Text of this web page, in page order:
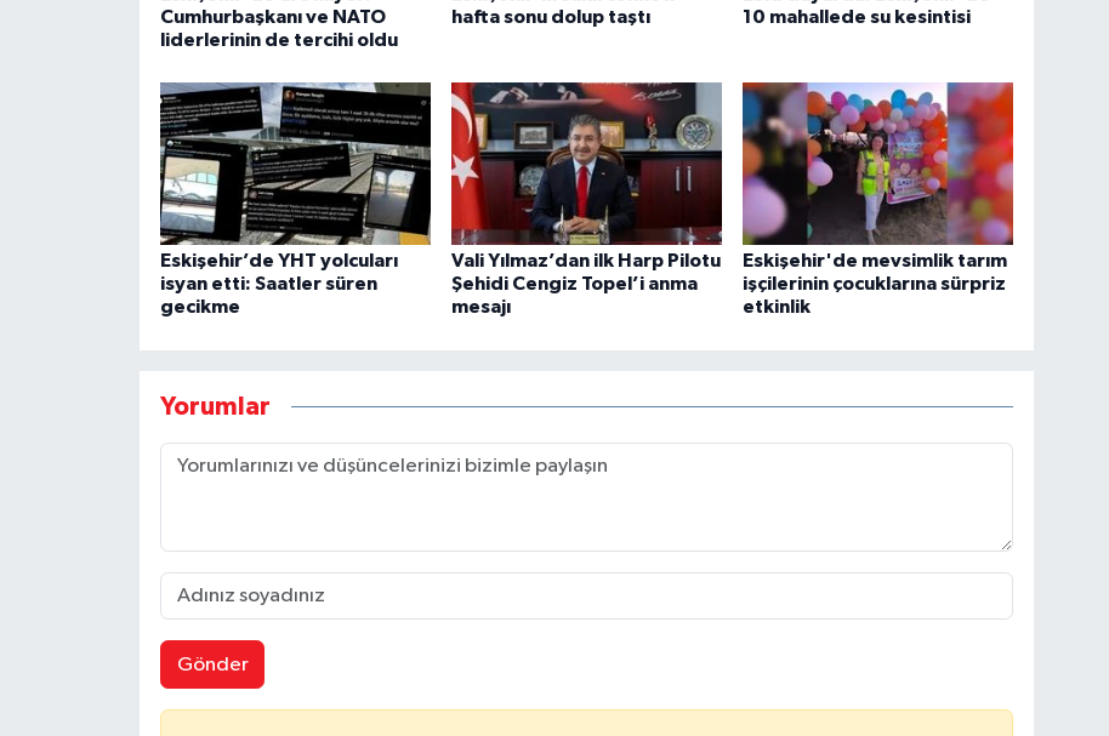
Cumhurbaşkanı ve NATO
liderlerinin de tercihi oldu
hafta sonu dolup taştı
10 mahallede su kesintisi
Eskişehir’de YHT yolcuları
isyan etti: Saatler süren
gecikme
Vali Yılmaz’dan ilk Harp Pilotu
Şehidi Cengiz Topel’i anma
mesajı
Eskişehir'de mevsimlik tarım
işçilerinin çocuklarına sürpriz
etkinlik
Yorumlar
Gönder